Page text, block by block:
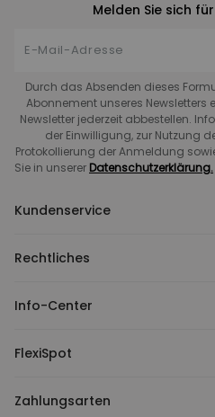
Melden Sie sich
Durch das Absenden dieses
Abonnement unseres Newsletters
Newsletter jederzeit abbestellen.
der Einwilligung, zur Nutzung
Protokollierung der Anmeldung
Sie in unserer Datenschutzerklärung.
Kundenservice
Rechtliches
Info-Center
FlexiSpot
Zahlungsarten